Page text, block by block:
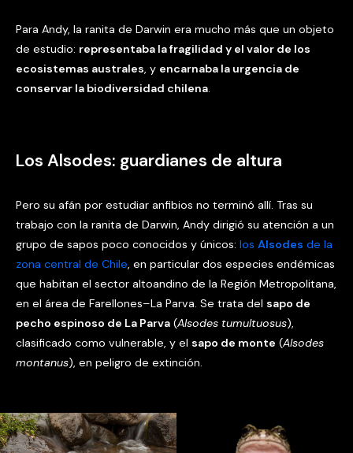
Para Andy, la ranita de Darwin era mucho más que un objeto
de estudio: representaba la fragilidad y el valor de los
ecosistemas australes, y encarnaba la urgencia de
conservar la biodiversidad chilena.
Los Alsodes: guardianes de altura
Pero su afán por estudiar anfibios no terminó allí. Tras su
trabajo con la ranita de Darwin, Andy dirigió su atención a un
grupo de sapos poco conocidos y únicos: los Alsodes de la
zona central de Chile , en particular dos especies endémicas
que habitan el sector altoandino de la Región Metropolitana,
en el área de Farellones–La Parva. Se trata del sapo de
pecho espinoso de La Parva (Alsodes tumultuosus),
clasificado como vulnerable, y el sapo de monte (Alsodes
montanus), en peligro de extinción.